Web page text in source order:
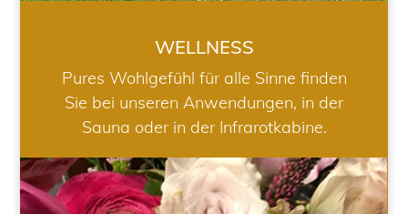
WELLNESS
Pures Wohlgefühl für alle Sinne finden
Sie bei unseren Anwendungen, in der
Sauna oder in der Infrarotkabine.